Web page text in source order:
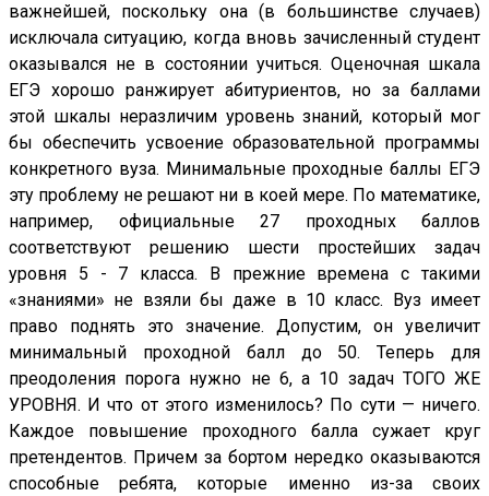
важнейшей, поскольку она (в большинстве случаев)
исключала ситуацию, когда вновь зачисленный студент
оказывался не в состоянии учиться. Оценочная шкала
ЕГЭ хорошо ранжирует абитуриентов, но за баллами
этой шкалы неразличим уровень знаний, который мог
бы обеспечить усвоение образовательной программы
конкретного вуза. Минимальные проходные баллы ЕГЭ
эту проблему не решают ни в коей мере. По математике,
например, официальные 27 проходных баллов
соответствуют решению шести простейших задач
уровня 5 - 7 класса. В прежние времена с такими
«знаниями» не взяли бы даже в 10 класс. Вуз имеет
право поднять это значение. Допустим, он увеличит
минимальный проходной балл до 50. Теперь для
преодоления порога нужно не 6, а 10 задач ТОГО ЖЕ
УРОВНЯ. И что от этого изменилось? По сути — ничего.
Каждое повышение проходного балла сужает круг
претендентов. Причем за бортом нередко оказываются
способные ребята, которые именно из-за своих